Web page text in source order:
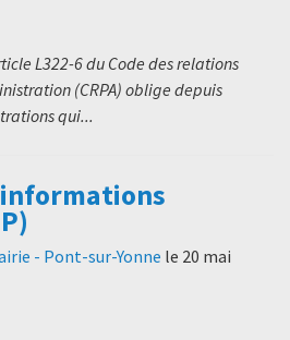
L322-6 du Code des relations
(CRPA) oblige depuis
qui...
- Pont-sur-Yonne le 20 mai